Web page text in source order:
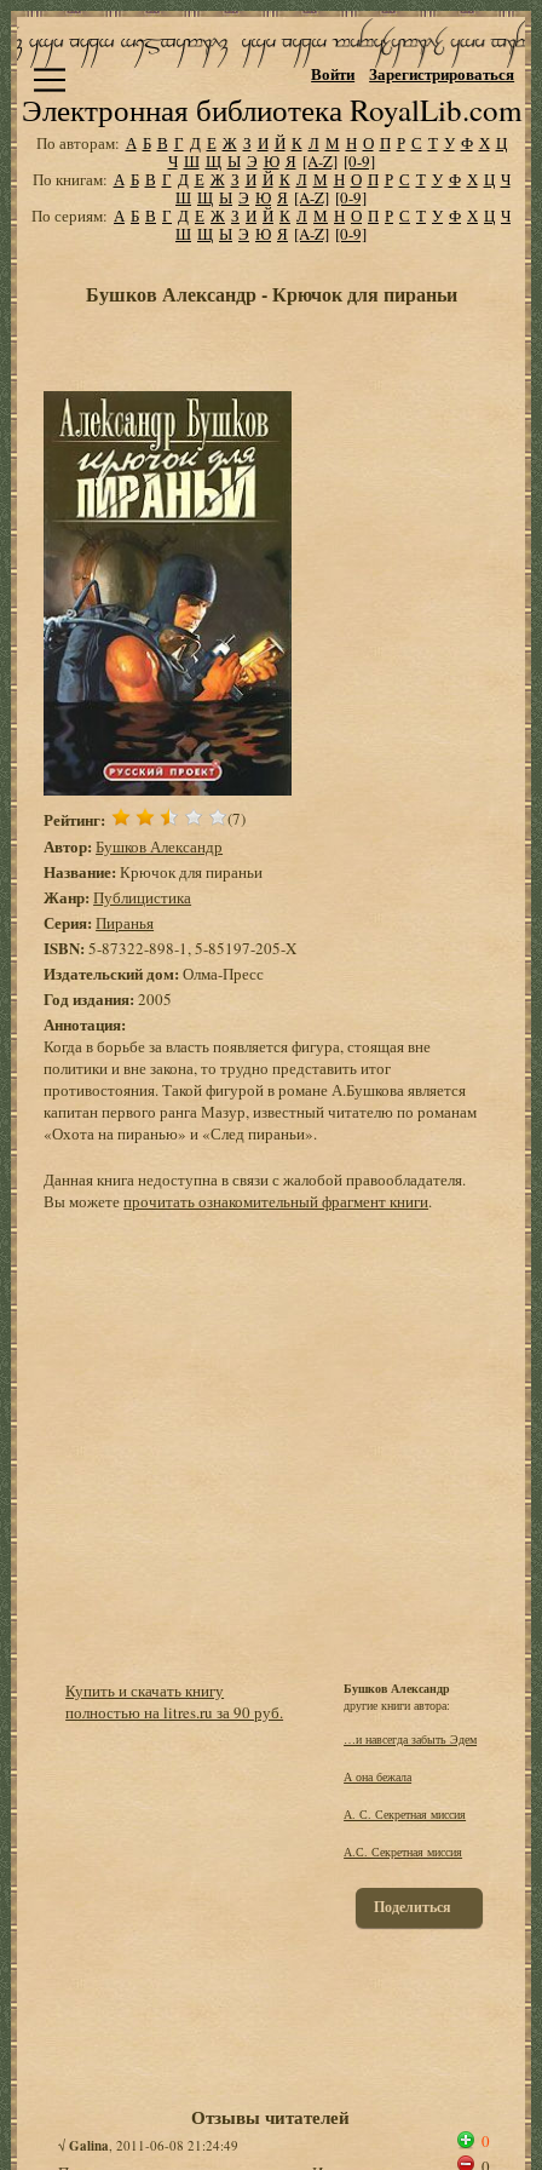
Электронная библиотека RoyalLib.com
Войти Зарегистрироваться
По авторам: А Б В Г Д Е Ж З И Й К Л М Н О П Р С Т У Ф Х Ц
Ч Ш Щ Ы Э Ю Я [A-Z] [0-9]
По книгам: А Б В Г Д Е Ж З И Й К Л М Н О П Р С Т У Ф Х Ц Ч
Ш Щ Ы Э Ю Я [A-Z] [0-9]
По сериям: А Б В Г Д Е Ж З И Й К Л М Н О П Р С Т У Ф Х Ц Ч
Ш Щ Ы Э Ю Я [A-Z] [0-9]
Бушков Александр - Крючок для пираньи
Рейтинг: (7)
Автор: Бушков Александр
Название: Крючок для пираньи
Жанр: Публицистика
Серия: Пиранья
ISBN:5-87322-898-1, 5-85197-205-X
Издательский дом: Олма-Пресс
Год издания: 2005
Аннотация:
Когда в борьбе за власть появляется фигура, стоящая вне
политики и вне закона, то трудно представить итог
противостояния. Такой фигурой в романе А.Бушкова является
капитан первого ранга Мазур, известный читателю по романам
«Охота на пиранью» и «След пираньи».
Данная книга недоступна в связи с жалобой правообладателя.
Вы можетепрочитать ознакомительный фрагмент книги.
Купить и скачать книгу
полностью на litres.ru за 90 руб.
Бушков Александр
другие книги автора:
…и навсегда забыть Эдем
А она бежала
А. С. Секретная миссия
А.С. Секретная миссия
Поделиться
Отзывы читателей
√Galina , 2011-06-08 21:24:49
0